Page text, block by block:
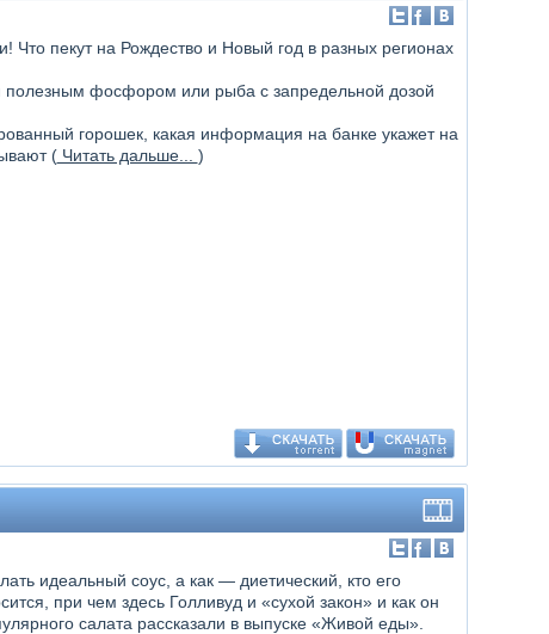
Что пекут на Рождество и Новый год в разных регионах
фосфором или рыба с запредельной дозой
горошек, какая информация на банке укажет на
(Читать дальше... )
идеальный соус, а как — диетический, кто его
при чем здесь Голливуд и «сухой закон» и как он
салата рассказали в выпуске «Живой еды».